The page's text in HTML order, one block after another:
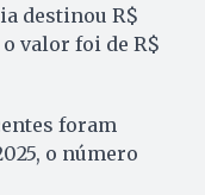
destinou R$
o valor foi de R$
foram
o número